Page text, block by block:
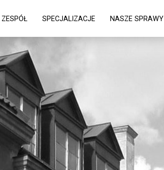
SPECJALIZACJE NASZE SPRAWY